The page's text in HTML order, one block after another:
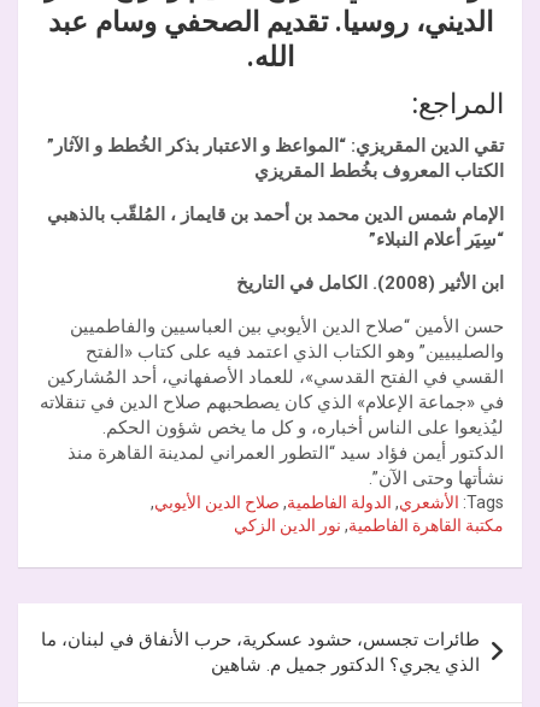
الديني، روسيا. تقديم الصحفي وسام عبد
الله.
المراجع:
تقي الدين المقريزي: “المواعظ و الاعتبار بذكر الخُطط و الآثار”
الكتاب المعروف بخُطط المقريزي
الإمام شمس الدين محمد بن أحمد بن قايماز ، المُلقّب بالذهبي
“سِيَر أعلام النبلاء”
ابن الأثير (2008). الكامل في التاريخ
حسن الأمين “صلاح الدين الأيوبي بين العباسيين والفاطميين
والصليبيين” وهو الكتاب الذي اعتمد فيه على كتاب «الفتح
القسي في الفتح القدسي»، للعماد الأصفهاني، أحد المُشاركين
في «جماعة الإعلام» الذي كان يصطحبهم صلاح الدين في تنقلاته
ليُذيعوا على الناس أخباره، و كل ما يخص شؤون الحكم.
الدكتور أيمن فؤاد سيد “التطور العمراني لمدينة القاهرة منذ
نشأتها وحتى الآن”.
Tags: الأشعري, الدولة الفاطمية, صلاح الدين الأيوبي,
مكتبة القاهرة الفاطمية, نور الدين الزكي
المقالات
طائرات تجسس، حشود عسكرية، حرب الأنفاق في لبنان، ما
الذي يجري؟ الدكتور جميل م. شاهين